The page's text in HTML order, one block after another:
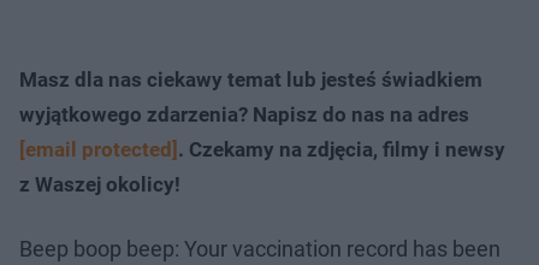
Masz dla nas ciekawy temat lub jesteś świadkiem
wyjątkowego zdarzenia? Napisz do nas na adres
[email protected] . Czekamy na zdjęcia, filmy i newsy
z Waszej okolicy!
Beep boop beep: Your vaccination record has been